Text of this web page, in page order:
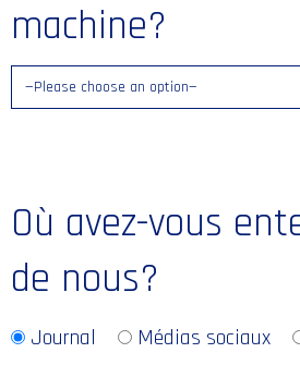
machine?
Où avez-vous
de nous?
Journal Médias sociaux